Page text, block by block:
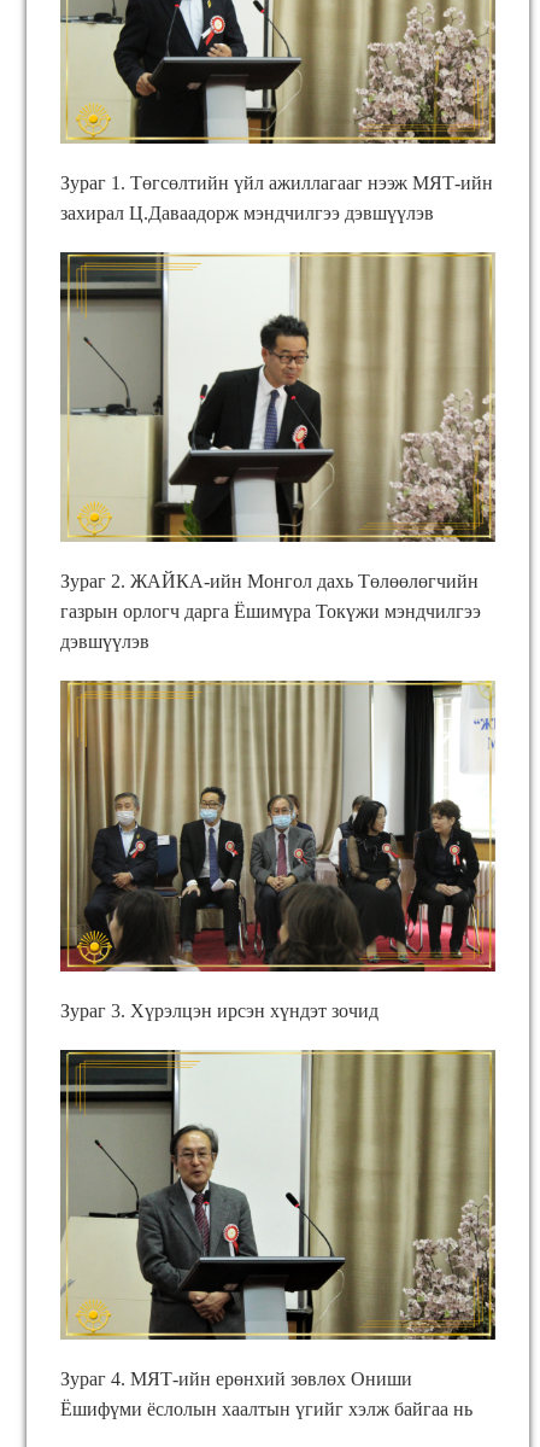
Зураг 1. Төгсөлтийн үйл ажиллагааг нээж МЯТ-ийн
захирал Ц.Даваадорж мэндчилгээ дэвшүүлэв
Зураг 2. ЖАЙКА-ийн Монгол дахь Төлөөлөгчийн
газрын орлогч дарга Ёшимүра Токүжи мэндчилгээ
дэвшүүлэв
Зураг 3. Хүрэлцэн ирсэн хүндэт зочид
Зураг 4. МЯТ-ийн ерөнхий зөвлөх Ониши
Ёшифүми ёслолын хаалтын үгийг хэлж байгаа нь